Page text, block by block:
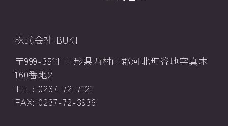
株式会社IBUKI
〒999-3511 山形県西村山郡河北町谷地字真木
160番地2
TEL: 0237-72-7121
FAX: 0237-72-3936